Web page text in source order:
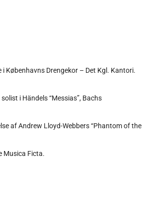
Københavns Drengekor – Det Kgl. Kantori.
i Händels “Messias”, Bachs
af Andrew Lloyd-Webbers “Phantom of the
Musica Ficta.